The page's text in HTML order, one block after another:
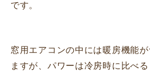
です。
窓用エアコンの中には暖房機能
ますが、パワーは冷房時に比べる